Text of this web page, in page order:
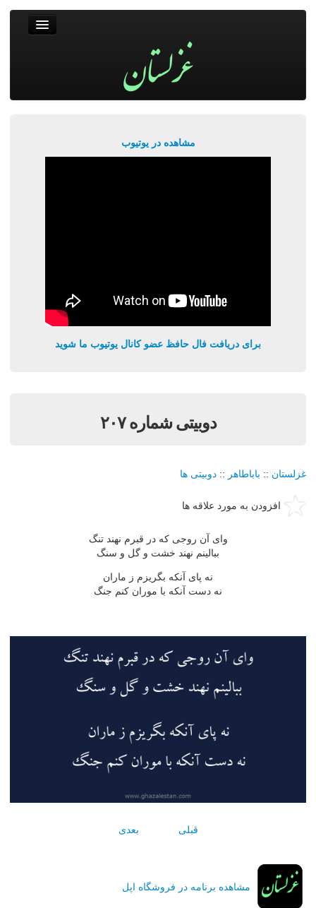
مشاهده در یوتیوب
برای دریافت فال حافظ عضو کانال یوتیوب ما شوید
دوبیتی شماره ۲۰۷
غزلستان :: باباطاهر :: دوبیتی ها
افزودن به مورد علاقه ها
وای آن روجی که در قبرم نهند تنگ
ببالینم نهند خشت و گل و سنگ
نه پای آنکه بگریزم ز ماران
نه دست آنکه با موران کنم جنگ
قبلی بعدی
مشاهده برنامه در فروشگاه اپل